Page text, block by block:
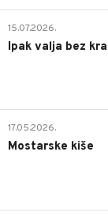
15.07.2026.
Ipak valja bez
17.05.2026.
Mostarske kiše